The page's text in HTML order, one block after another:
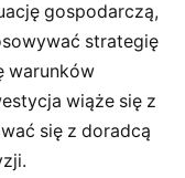
gospodarczą,
strategię
warunków
wiąże się z
się z doradcą